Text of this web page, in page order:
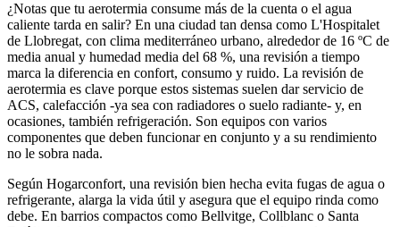
¿Notas que tu aerotermia consume más de la cuenta o el agua
caliente tarda en salir? En una ciudad tan densa como L'Hospitalet
de Llobregat, con clima mediterráneo urbano, alrededor de 16 ºC de
media anual y humedad media del 68 %, una revisión a tiempo
marca la diferencia en confort, consumo y ruido. La revisión de
aerotermia es clave porque estos sistemas suelen dar servicio de
ACS, calefacción -ya sea con radiadores o suelo radiante- y, en
ocasiones, también refrigeración. Son equipos con varios
componentes que deben funcionar en conjunto y a su rendimiento
no le sobra nada.
Según Hogarconfort, una revisión bien hecha evita fugas de agua o
refrigerante, alarga la vida útil y asegura que el equipo rinda como
debe. En barrios compactos como Bellvitge, Collblanc o Santa